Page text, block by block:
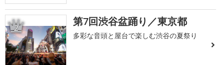
2 第7回渋谷盆踊り／東京都
多彩な音頭と屋台で楽しむ渋谷の夏祭り